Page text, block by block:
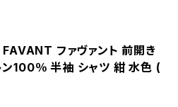
ファヴァント 前開き
100％ 半袖 シャツ 紺 水色 (